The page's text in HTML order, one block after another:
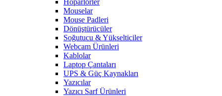
Hoparlörler
Mouselar
Mouse Padleri
Dönüştürücüler
Soğutucu & Yükselticiler
Webcam Ürünleri
Kablolar
Laptop Çantaları
UPS & Güç Kaynakları
Yazıcılar
Yazıcı Sarf Ürünleri